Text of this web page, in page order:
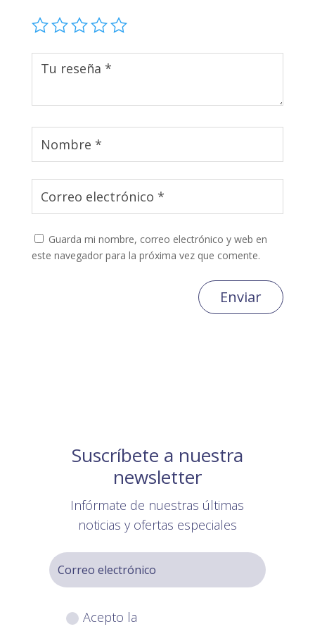
Guarda mi nombre, correo electrónico y web en
este navegador para la próxima vez que comente.
Enviar
Suscríbete a nuestra
newsletter
Infórmate de nuestras últimas
noticias y ofertas especiales
Acepto la